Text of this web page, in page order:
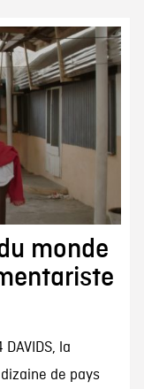
monde
la
de pays